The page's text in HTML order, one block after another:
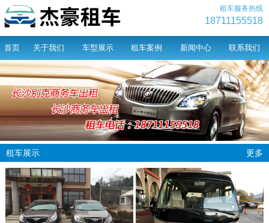
租车服务热线
18711155518
首页 关于我们 车型展示 租车案例 新闻中心 联系我们
租车展示 更多